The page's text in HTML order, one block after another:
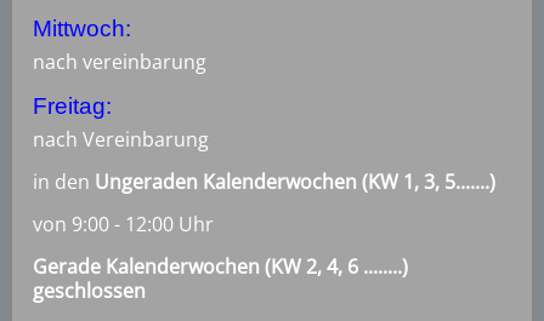
Mittwoch:
nach vereinbarung
Freitag:
nach Vereinbarung
in den Ungeraden Kalenderwochen (KW 1, 3, 5.......)
von 9:00 - 12:00 Uhr
Gerade Kalenderwochen (KW 2, 4, 6 ........)
geschlossen